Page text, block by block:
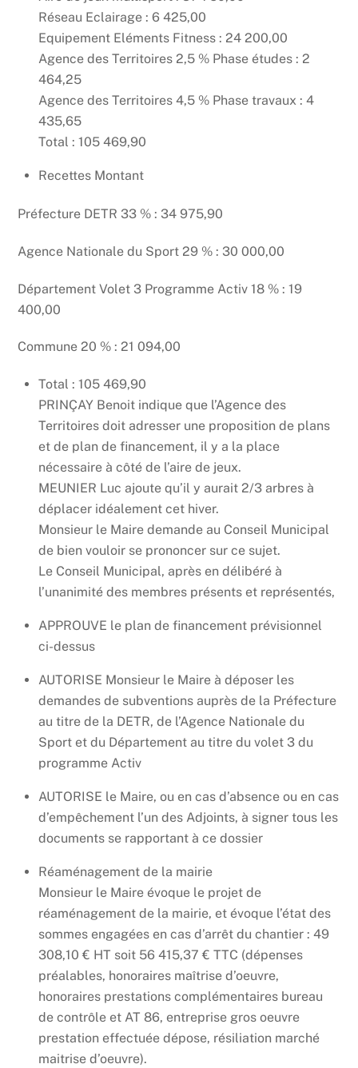
Réseau Eclairage : 6 425,00
Equipement Eléments Fitness : 24 200,00
Agence des Territoires 2,5 % Phase études : 2
464,25
Agence des Territoires 4,5 % Phase travaux : 4
435,65
Total : 105 469,90
Recettes Montant
Préfecture DETR 33 % : 34 975,90
Agence Nationale du Sport 29 % : 30 000,00
Département Volet 3 Programme Activ 18 % : 19
400,00
Commune 20 % : 21 094,00
Total : 105 469,90
PRINÇAY Benoit indique que l’Agence des
Territoires doit adresser une proposition de plans
et de plan de financement, il y a la place
nécessaire à côté de l’aire de jeux.
MEUNIER Luc ajoute qu’il y aurait 2/3 arbres à
déplacer idéalement cet hiver.
Monsieur le Maire demande au Conseil Municipal
de bien vouloir se prononcer sur ce sujet.
Le Conseil Municipal, après en délibéré à
l’unanimité des membres présents et représentés,
APPROUVE le plan de financement prévisionnel
ci-dessus
AUTORISE Monsieur le Maire à déposer les
demandes de subventions auprès de la Préfecture
au titre de la DETR, de l’Agence Nationale du
Sport et du Département au titre du volet 3 du
programme Activ
AUTORISE le Maire, ou en cas d’absence ou en cas
d’empêchement l’un des Adjoints, à signer tous les
documents se rapportant à ce dossier
Réaménagement de la mairie
Monsieur le Maire évoque le projet de
réaménagement de la mairie, et évoque l’état des
sommes engagées en cas d’arrêt du chantier : 49
308,10 € HT soit 56 415,37 € TTC (dépenses
préalables, honoraires maîtrise d’oeuvre,
honoraires prestations complémentaires bureau
de contrôle et AT 86, entreprise gros oeuvre
prestation effectuée dépose, résiliation marché
maitrise d’oeuvre).